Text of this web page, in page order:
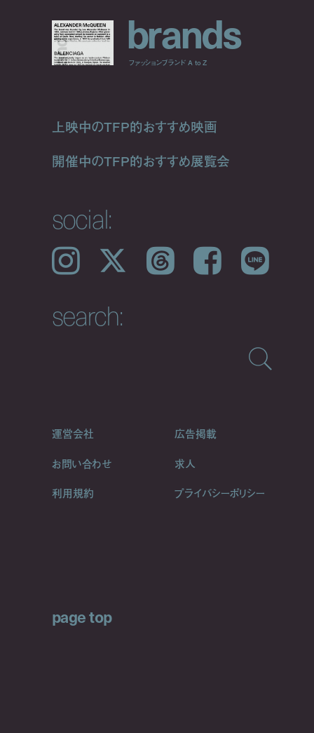
brands
ファッションブランド A to Z
上映中のTFP的おすすめ映画
開催中のTFP的おすすめ展覧会
social:
Instagram 𝕏 Threads Facebook LINE
search:
運営会社
広告掲載
お問い合わせ
求人
利用規約 プライバシーポリシー
page top